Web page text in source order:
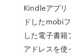
Kindleアプリ
ドしたmobi
した電子書
アドレスを使